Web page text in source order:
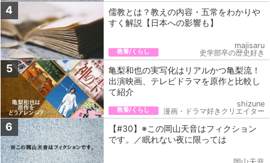
4
儒教とは？教えの内容・五常をわかりや
すく解説【日本への影響も】
教養/くらし
majisaru
史学部卒の歴史好き
5
亀梨和也の実写化はリアルかつ亀梨流！
出演映画、テレビドラマを原作と比較し
て紹介
教養/くらし
shizune
漫画・ドラマ好きクリエイター
6
【#30】※この岡山天音はフィクション
です。／眠れない夜に限っては